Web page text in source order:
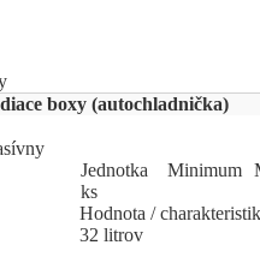
boxy (autochladnička)
Jed­not­ka Mi­ni­mum
ks
Hodnota /
32 litrov